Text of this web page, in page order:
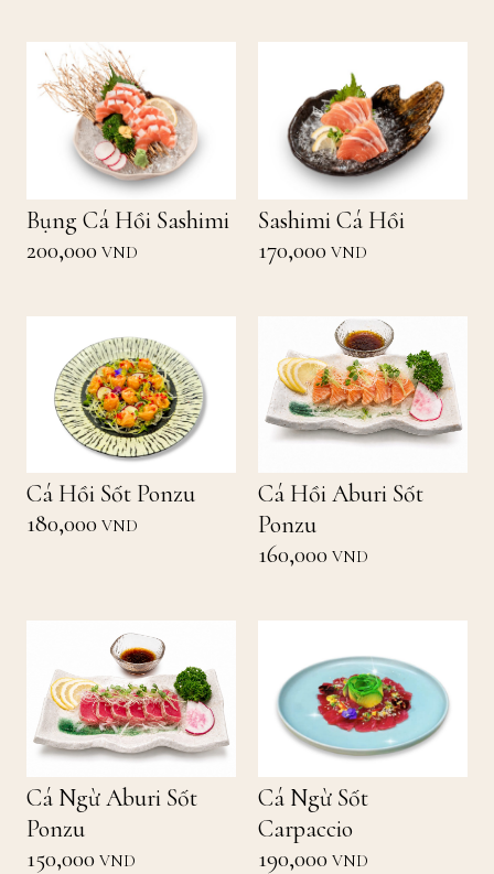
Bụng Cá Hồi Sashimi
200,000 VND
Sashimi Cá Hồi
170,000 VND
Cá Hồi Sốt Ponzu
180,000 VND
Cá Hồi Aburi Sốt
Ponzu
160,000 VND
Cá Ngừ Aburi Sốt
Ponzu
150,000 VND
Cá Ngừ Sốt
Carpaccio
190,000 VND